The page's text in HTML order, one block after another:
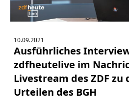
10.09.2021
Ausführliches
zdfheutelive im
Livestream des ZDF
Urteilen des BGH